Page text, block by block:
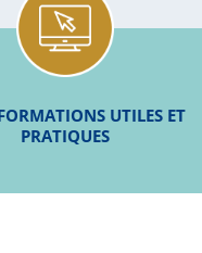
UTILES ET
PRATIQUES